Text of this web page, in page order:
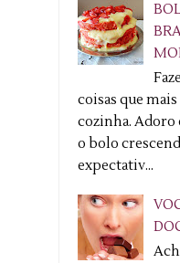
coisas que
cozinha. Adoro
o bolo
expectativ...